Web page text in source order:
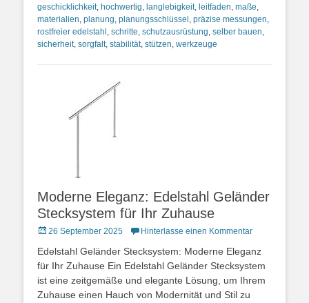
geschicklichkeit, hochwertig, langlebigkeit, leitfaden, maße,
materialien, planung, planungsschlüssel , präzise messungen,
rostfreier edelstahl , schritte, schutzausrüstung, selber bauen,
sicherheit, sorgfalt, stabilität, stützen, werkzeuge
Moderne Eleganz: Edelstahl Geländer
Stecksystem für Ihr Zuhause
Posted
26 September 2025 Hinterlasse einen Kommentar
Edelstahl Geländer Stecksystem: Moderne Eleganz
für Ihr Zuhause Ein Edelstahl Geländer Stecksystem
ist eine zeitgemäße und elegante Lösung, um Ihrem
Zuhause einen Hauch von Modernität und Stil zu